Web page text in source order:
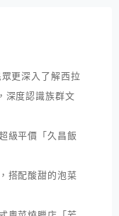
更深入了解西拉
深度認識族群文
級平價「久昌飯
搭配酸甜的泡菜